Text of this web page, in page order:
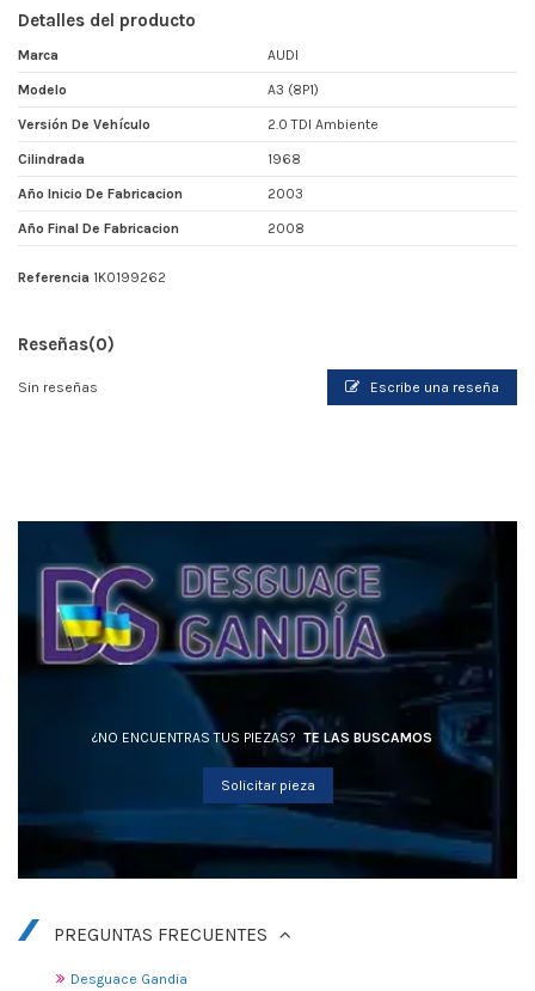
Detalles del producto
Marca AUDI
Modelo A3 (8P1)
Versión De Vehículo 2.0 TDI Ambiente
Cilindrada 1968
Año Inicio De Fabricacion 2003
Año Final De Fabricacion 2008
Referencia 1K0199262
Reseñas(0)
Sin reseñas Escribe una reseña
¿NO ENCUENTRAS TUS PIEZAS? TE LAS BUSCAMOS
Solicitar pieza
PREGUNTAS FRECUENTES
Desguace Gandia